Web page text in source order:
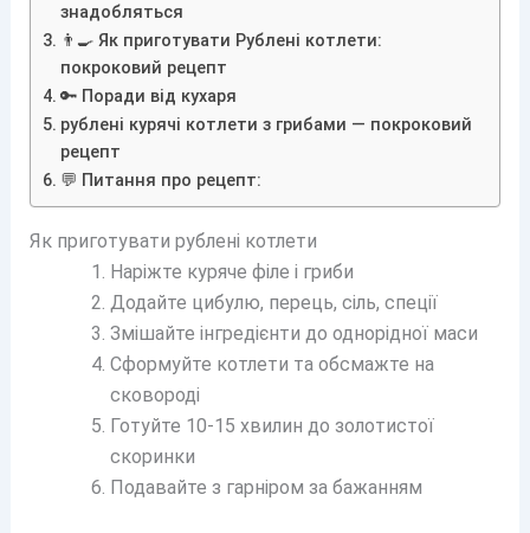
знадобляться
👨‍🍳 Як приготувати Рублені котлети:
покроковий рецепт
🔑 Поради від кухаря
рублені курячі котлети з грибами — покроковий
рецепт
💬 Питання про рецепт:
Як приготувати рублені котлети
Наріжте куряче філе і гриби
Додайте цибулю, перець, сіль, спеції
Змішайте інгредієнти до однорідної маси
Сформуйте котлети та обсмажте на
сковороді
Готуйте 10-15 хвилин до золотистої
скоринки
Подавайте з гарніром за бажанням